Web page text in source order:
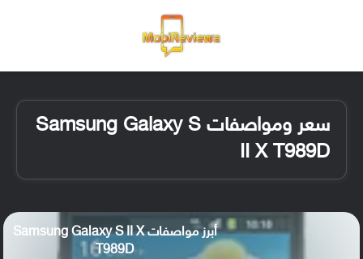
سعر ومواصفات Samsung Galaxy S
II X T989D
أبرز مواصفات Samsung Galaxy S II X
T989D